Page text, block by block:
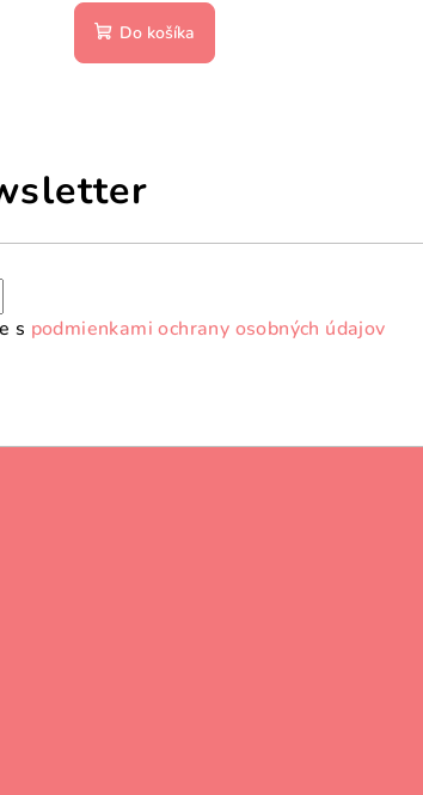
Do košíka
s podmienkami ochrany osobných údajov